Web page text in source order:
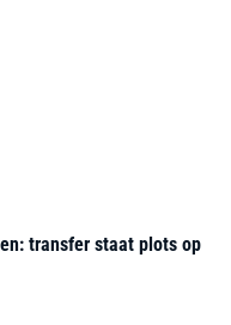
transfer staat plots op